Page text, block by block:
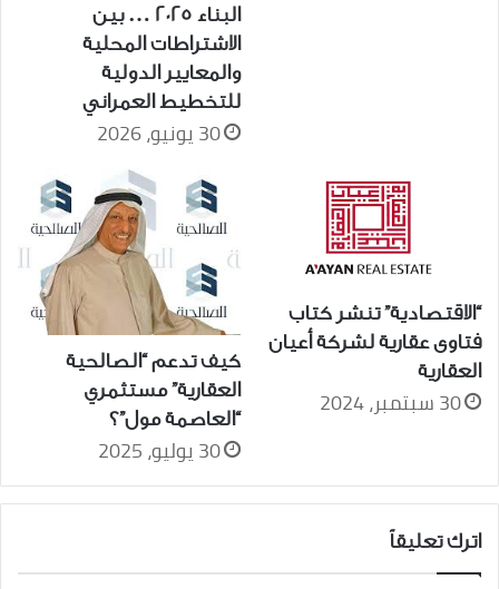
البناء 2025 … بين
الاشتراطات المحلية
والمعايير الدولية
للتخطيط العمراني
30 يونيو، 2026
“الاقتصادية” تنشر كتاب
فتاوى عقارية لشركة أعيان
العقارية
30 سبتمبر، 2024
كيف تدعم “الصالحية
العقارية” مستثمري
“العاصمة مول”؟
30 يوليو، 2025
اترك تعليقاً